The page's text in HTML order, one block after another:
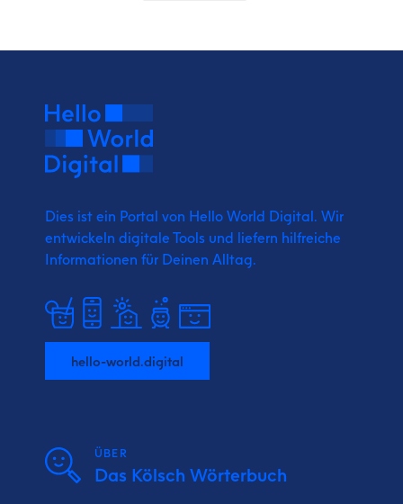
Dies ist ein Portal von Hello World Digital. Wir
entwickeln digitale Tools und liefern hilfreiche
Informationen für Deinen Alltag.
hello-world.digital
ÜBER
Das Kölsch Wörterbuch